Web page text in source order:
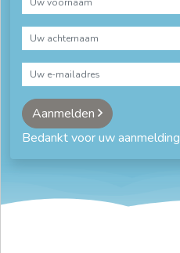
Aanmelden
Bedankt voor uw aanmelding